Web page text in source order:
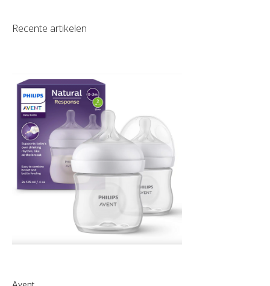
Recente artikelen